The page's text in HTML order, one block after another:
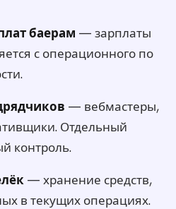
баерам — зарплаты
с операционного по
— вебмастеры,
Отдельный
контроль.
— хранение средств,
в текущих операциях.